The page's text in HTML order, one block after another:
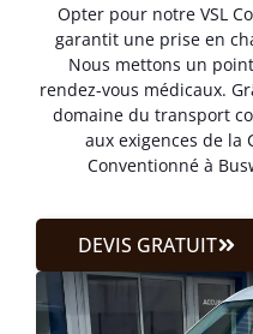
Opter pour notre VSL
garantit une prise en
Nous mettons un
rendez-vous médicaux.
domaine du transport
aux exigences de la
Conventionné à
DEVIS GRATUIT